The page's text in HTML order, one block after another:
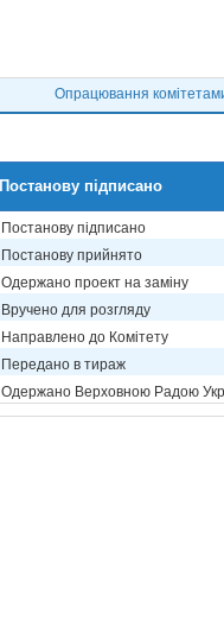
Опрацювання
Постанову підписано
Постанову підписано
Постанову прийнято
Одержано проект на заміну
Вручено для розгляду
Направлено до Комітету
Передано в тираж
Одержано Верховною Радою